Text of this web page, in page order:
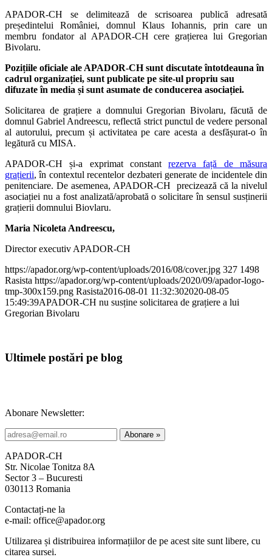
APADOR-CH se delimitează de scrisoarea publică adresată
președintelui României, domnul Klaus Iohannis, prin care un
membru fondator al APADOR-CH cere grațierea lui Gregorian
Bivolaru.
Pozițiile oficiale ale APADOR-CH sunt discutate întotdeauna în
cadrul organizației, sunt publicate pe site-ul propriu sau
difuzate în media și sunt asumate de conducerea asociației.
Solicitarea de grațiere a domnului Gregorian Bivolaru, făcută de
domnul Gabriel Andreescu, reflectă strict punctul de vedere personal
al autorului, precum și activitatea pe care acesta a desfășurat-o în
legătură cu MISA.
APADOR-CH și-a exprimat constantrezerva față de măsura
grațierii, în contextul recentelor dezbateri generate de incidentele din
penitenciare. De asemenea, APADOR-CH precizează că la nivelul
asociației nu a fost analizată/aprobată o solicitare în sensul susținerii
grațierii domnului Biovlaru.
Maria Nicoleta Andreescu,
Director executiv APADOR-CH
https://apador.org/wp-content/uploads/2016/08/cover.jpg 327 1498
Rasista https://apador.org/wp-content/uploads/2020/09/apador-logo-
tmp-300x159.png Rasista2016-08-01 11:32:302020-08-05
15:49:39APADOR-CH nu susține solicitarea de grațiere a lui
Gregorian Bivolaru
Ultimele postări pe blog
Abonare Newsletter:
APADOR-CH
Str. Nicolae Tonitza 8A
Sector 3 – Bucuresti
030113 Romania
Contactați-ne la
e-mail: office@apador.org
Utilizarea și distribuirea informațiilor de pe acest site sunt libere, cu
citarea sursei.